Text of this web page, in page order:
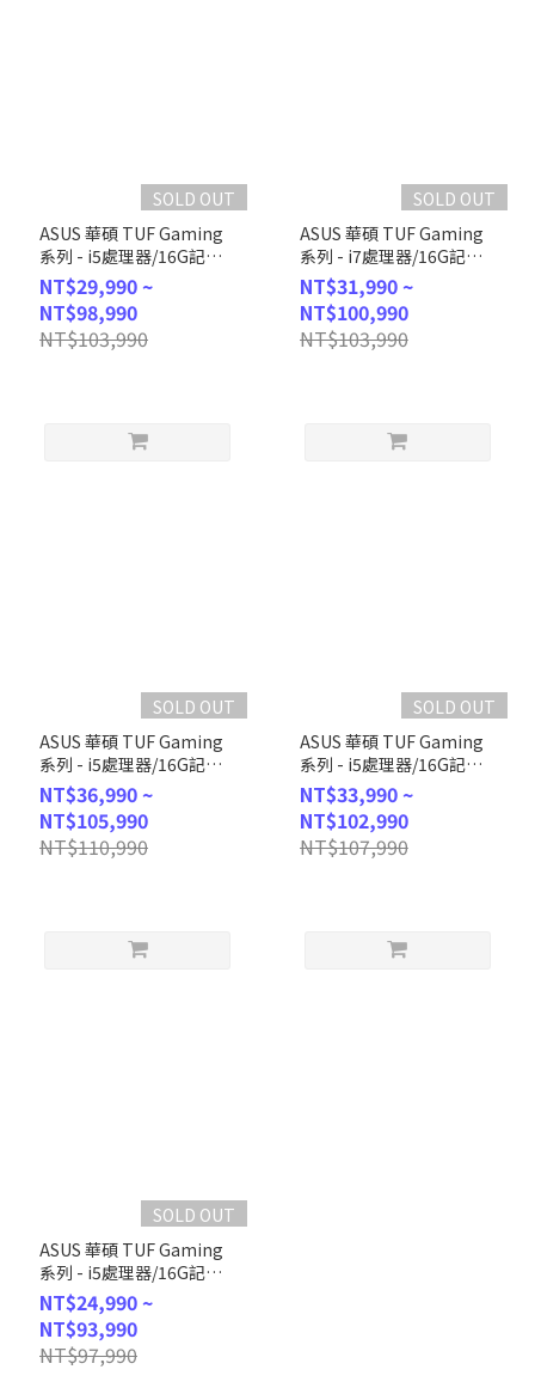
SOLD OUT
ASUS 華碩 TUF Gaming
系列 - i5處理器/16G記憶
體/1TB
SSD/RTX4060/Win11 (H-
T500MV-
13420H450W46)
NT$29,990 ~
NT$98,990
NT$103,990
SOLD OUT
ASUS 華碩 TUF Gaming
系列 - i7處理器/16G記憶
體/1TB
SSD/RTX3050/Win11 (H-
T500MV-13620H492W5)
NT$31,990 ~
NT$100,990
NT$103,990
SOLD OUT
ASUS 華碩 TUF Gaming
系列 - i5處理器/16G記憶
體/1TB
SSD/RTX5060Ti/Win11
(H-T500MV-
13420H436W6T)
NT$36,990 ~
NT$105,990
NT$110,990
SOLD OUT
ASUS 華碩 TUF Gaming
系列 - i5處理器/16G記憶
體/1TB
SSD/RTX5060/Win11 (H-
T500MV-13420H269W6)
NT$33,990 ~
NT$102,990
NT$107,990
SOLD OUT
ASUS 華碩 TUF Gaming
系列 - i5處理器/16G記憶
體/512G SSD/RTX3050顯
卡/Win11 (H-T500MV-
13420H415W5)
NT$24,990 ~
NT$93,990
NT$97,990